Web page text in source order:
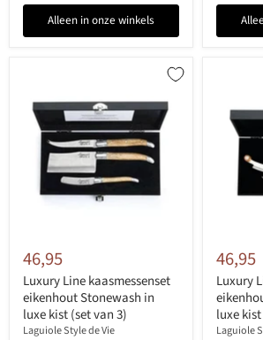
Alleen in onze winkels
46,95
Luxury Line kaasmessenset
eikenhout Stonewash in
luxe kist (set van 3)
Laguiole Style de Vie
46,95
Luxury
luxe
Laguiole